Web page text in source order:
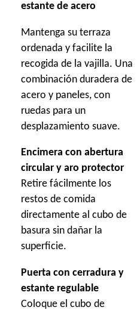
estante de acero
Mantenga su terraza
ordenada y facilite la
recogida de la vajilla. Una
combinación duradera de
acero y paneles, con
ruedas para un
desplazamiento suave.
Encimera con abertura
circular y aro protector
Retire fácilmente los
restos de comida
directamente al cubo de
basura sin dañar la
superficie.
Puerta con cerradura y
estante regulable
Coloque el cubo de